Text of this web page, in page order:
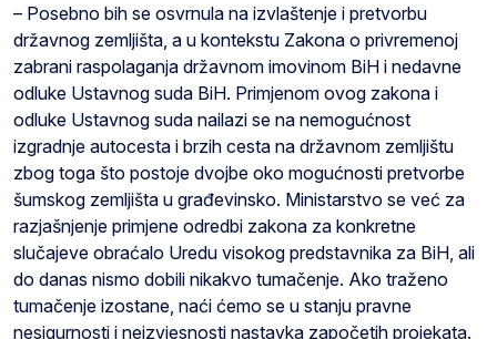
– Posebno bih se osvrnula na izvlaštenje i pretvorbu
državnog zemljišta, a u kontekstu Zakona o privremenoj
zabrani raspolaganja državnom imovinom BiH i nedavne
odluke Ustavnog suda BiH. Primjenom ovog zakona i
odluke Ustavnog suda nailazi se na nemogućnost
izgradnje autocesta i brzih cesta na državnom zemljištu
zbog toga što postoje dvojbe oko mogućnosti pretvorbe
šumskog zemljišta u građevinsko. Ministarstvo se već za
razjašnjenje primjene odredbi zakona za konkretne
slučajeve obraćalo Uredu visokog predstavnika za BiH, ali
do danas nismo dobili nikakvo tumačenje. Ako traženo
tumačenje izostane, naći ćemo se u stanju pravne
nesigurnosti i neizvjesnosti nastavka započetih projekata.